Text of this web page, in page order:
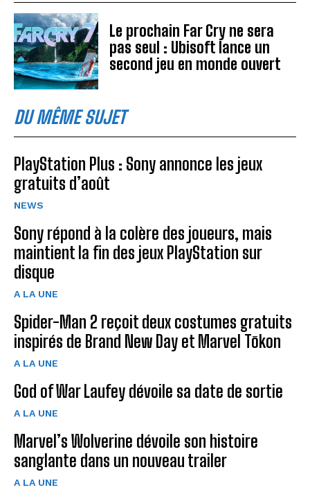
Le prochain Far Cry ne sera
pas seul : Ubisoft lance un
second jeu en monde ouvert
DU MÊME SUJET
PlayStation Plus : Sony annonce les jeux
gratuits d’août
NEWS
Sony répond à la colère des joueurs, mais
maintient la fin des jeux PlayStation sur
disque
A LA UNE
Spider-Man 2 reçoit deux costumes gratuits
inspirés de Brand New Day et Marvel Tōkon
A LA UNE
God of War Laufey dévoile sa date de sortie
A LA UNE
Marvel’s Wolverine dévoile son histoire
sanglante dans un nouveau trailer
A LA UNE